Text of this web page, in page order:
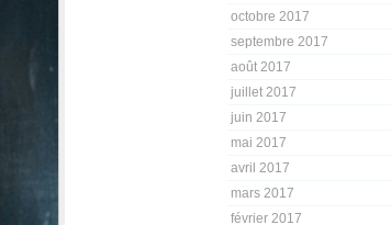
octobre 2017
septembre 2017
août 2017
juillet 2017
juin 2017
mai 2017
avril 2017
mars 2017
février 2017